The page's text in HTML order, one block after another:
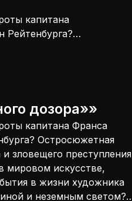
капитана
Рейтенбурга?
заговора и
загадочных
дозора»»
капитана Франса
Остросюжетная
зловещего преступления
мировом искусстве,
в жизни художника
и неземным светом?